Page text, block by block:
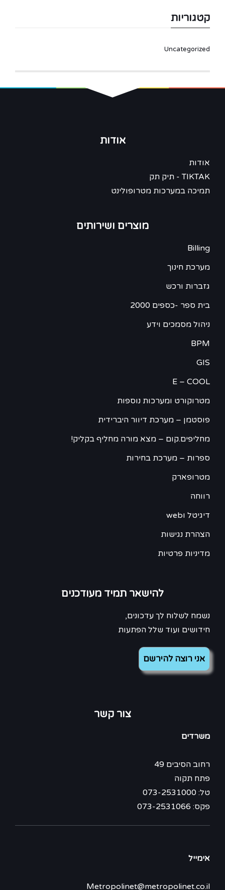
קטגוריות
Uncategorized
אודות
אודות
TIKTAK - תיק תק
תמיכה במערכות מטרופולינט
מוצרים ושירותים
Billing
מערכת חינוך
גזברות ורכש
בית ספר -כספים 2000
ניהול מסמכים וידע
BPM
GIS
E – COOL
מטרוקורט ומערכות נוספות
פוסטמן – מערכת דיוור היברידית
מחליפים.קום – מצא מורה מחליף בקליק!
ספרות – מערכת בחירות
מטרופארק
רווחה
דיגיטל וweb
הצהרת נגישות
מדיניות פרטיות
להישאר תמיד מעודכנים
נשמח לשלוח לך עדכונים,
חידושים ועוד שלל הפתעות
צור קשר
משרדים
רחוב הסיבים 49
פתח תקוה
טל: 073-2531000
פקס: 073-2531066
אימייל
Metropolinet@metropolinet.co.il